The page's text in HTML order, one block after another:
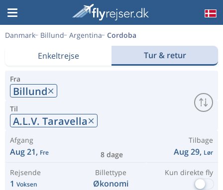
Danmark Billund Argentina Cordoba
Enkeltrejse Tur & retur
Fra
Billund
Til
A.L.V. Taravella
Afgang
Aug 21, Fre 8 dage
Tilbage
Aug 29, Lør
Rejsende
1 Voksen
Billettype
Økonomi
Kun direkte fly